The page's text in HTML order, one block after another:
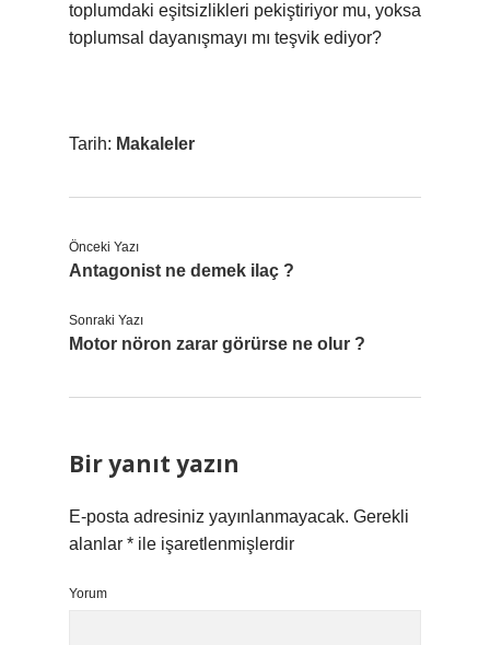
toplumdaki eşitsizlikleri pekiştiriyor mu, yoksa
toplumsal dayanışmayı mı teşvik ediyor?
Tarih: Makaleler
Önceki Yazı
Antagonist ne demek ilaç ?
Sonraki Yazı
Motor nöron zarar görürse ne olur ?
Bir yanıt yazın
E-posta adresiniz yayınlanmayacak. Gerekli
alanlar * ile işaretlenmişlerdir
Yorum